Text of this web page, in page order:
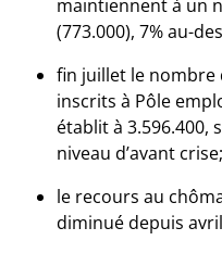
maintiennent à un
(773.000), 7% au-
fin juillet le nombre
inscrits à Pôle
établit à 3.596.400,
niveau d’avant crise;
le recours au
diminué depuis